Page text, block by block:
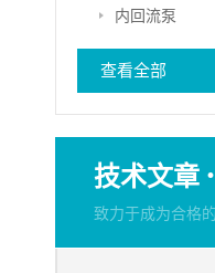
内回流泵
查看全部
技术文章 ·
致力于成为合格